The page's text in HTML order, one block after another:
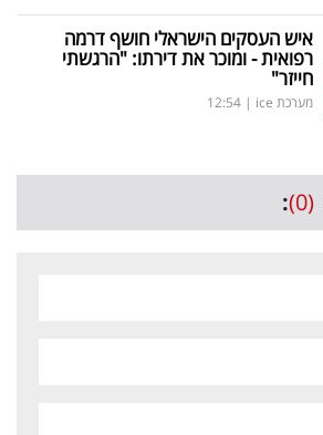
איש העסקים הישראלי חושף דרמה
רפואית - ומוכר את דירתו: "הרגשתי
חייזר"
מערכת ice |
12:54
(0)
: